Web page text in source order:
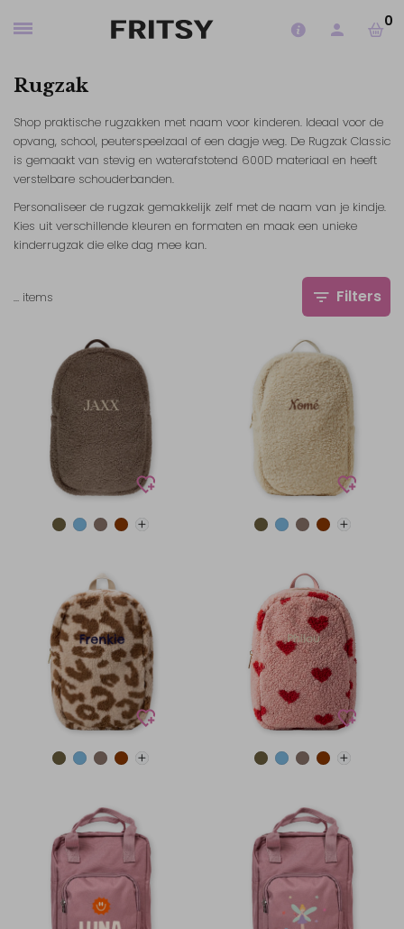
0
Rugzak
Shop praktische rugzakken met naam voor kinderen. Ideaal voor de
opvang, school, peuterspeelzaal of een dagje weg. De Rugzak Classic
is gemaakt van stevig en waterafstotend 600D materiaal en heeft
verstelbare schouderbanden.
Personaliseer de rugzak gemakkelijk zelf met de naam van je kindje.
Kies uit verschillende kleuren en formaten en maak een unieke
kinderrugzak die elke dag mee kan.
… items Filters